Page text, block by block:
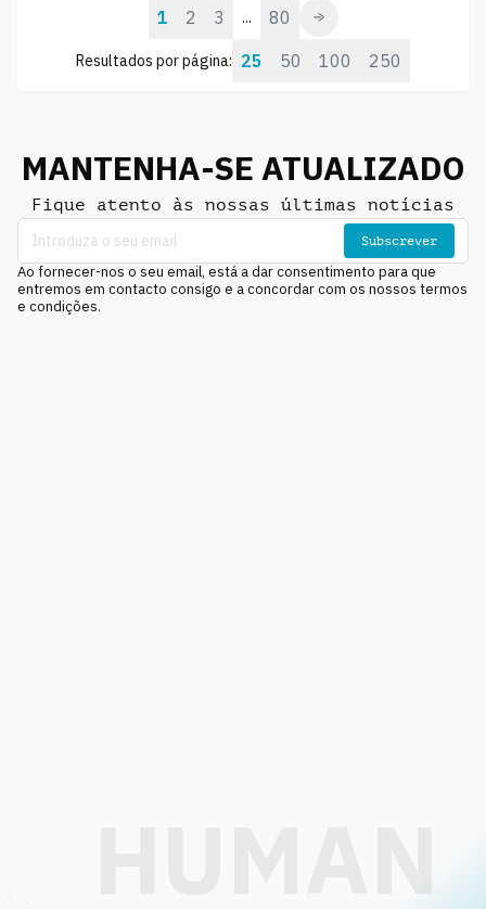
Resultados por página: 25 50 100 250
1 2 3 ... 80
MANTENHA-SE ATUALIZADO
Fique atento às nossas últimas notícias
Subscrever
Ao fornecer-nos o seu email, está a dar consentimento para que
entremos em contacto consigo e a concordar com os nossos termos
e condições.